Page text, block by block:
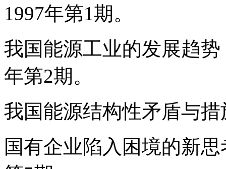
1997年第1期。
我国能源工业的发展趋
年第2期。
我国能源结构性矛盾与
国有企业陷入困境的新